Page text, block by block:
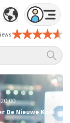
De Nieuwe Kolk